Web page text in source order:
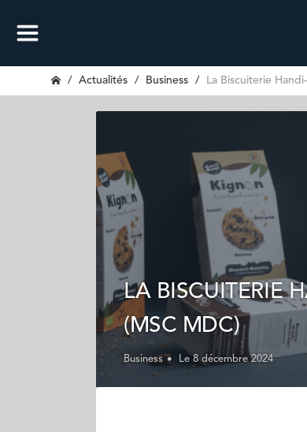
Actualités Business La Biscuiterie
LA BISCUITERIE
(MSC MDC)
Business Le 8 décembre 2024